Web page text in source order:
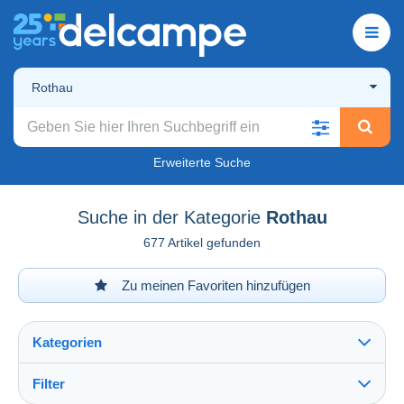
Rothau
Erweiterte Suche
Suche in der Kategorie Rothau
677 Artikel gefunden
Zu meinen Favoriten hinzufügen
Kategorien
Filter